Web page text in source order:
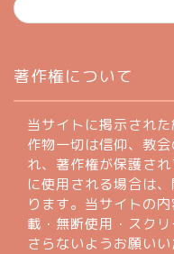
著作権について
当サイトに掲示され
作物一切は信仰、教
れ、著作権が保護さ
に使用される場合は
ります。当サイトの
載・無断使用・スク
さらないようお願いい